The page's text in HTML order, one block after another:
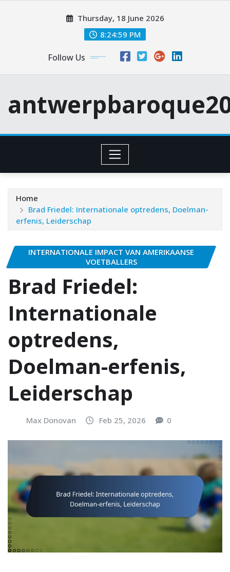
Thursday, 18 June 2026
8:25:00 PM
Follow Us
Home
Brad Friedel: Internationale optredens, Doelman-
erfenis, Leiderschap
INTERNATIONALE IMPACT VAN AMERIKAANSE
VOETBALLERS
Brad Friedel:
Internationale
optredens,
Doelman-erfenis,
Leiderschap
Max Donovan Feb 25, 2026 0